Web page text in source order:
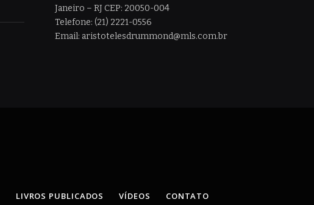
Janeiro – RJ CEP: 20050-004
Telefone: (21) 2221-0556
Email: aristotelesdrummond@mls.com.br
LIVROS PUBLICADOS VÍDEOS CONTATO